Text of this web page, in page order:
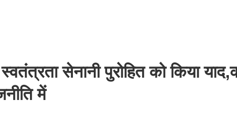
सेनानी पुरोहित को किया
में